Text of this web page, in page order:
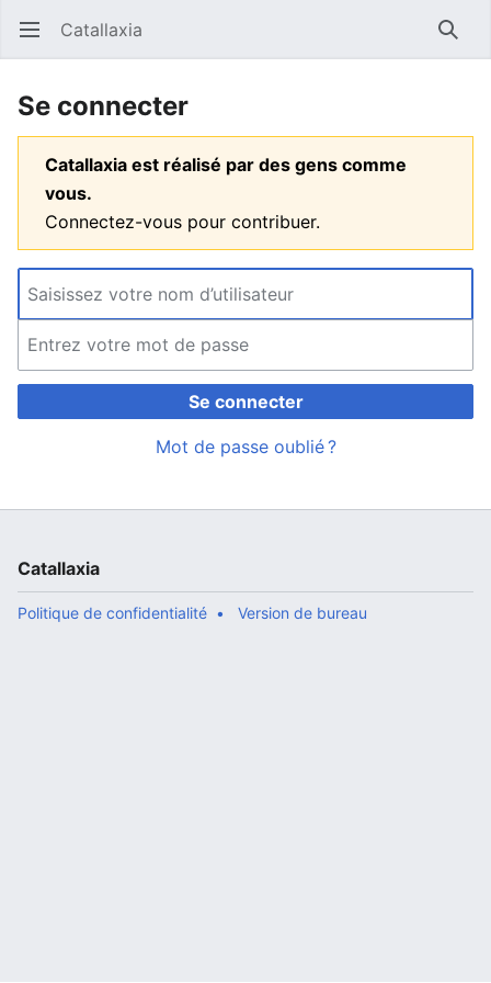
Ouvrir le menu principal Catallaxia
Se connecter
Catallaxia est réalisé par des gens comme
vous.
Connectez-vous pour contribuer.
Se connecter
Mot de passe oublié ?
Catallaxia
Politique de confidentialité Version de bureau